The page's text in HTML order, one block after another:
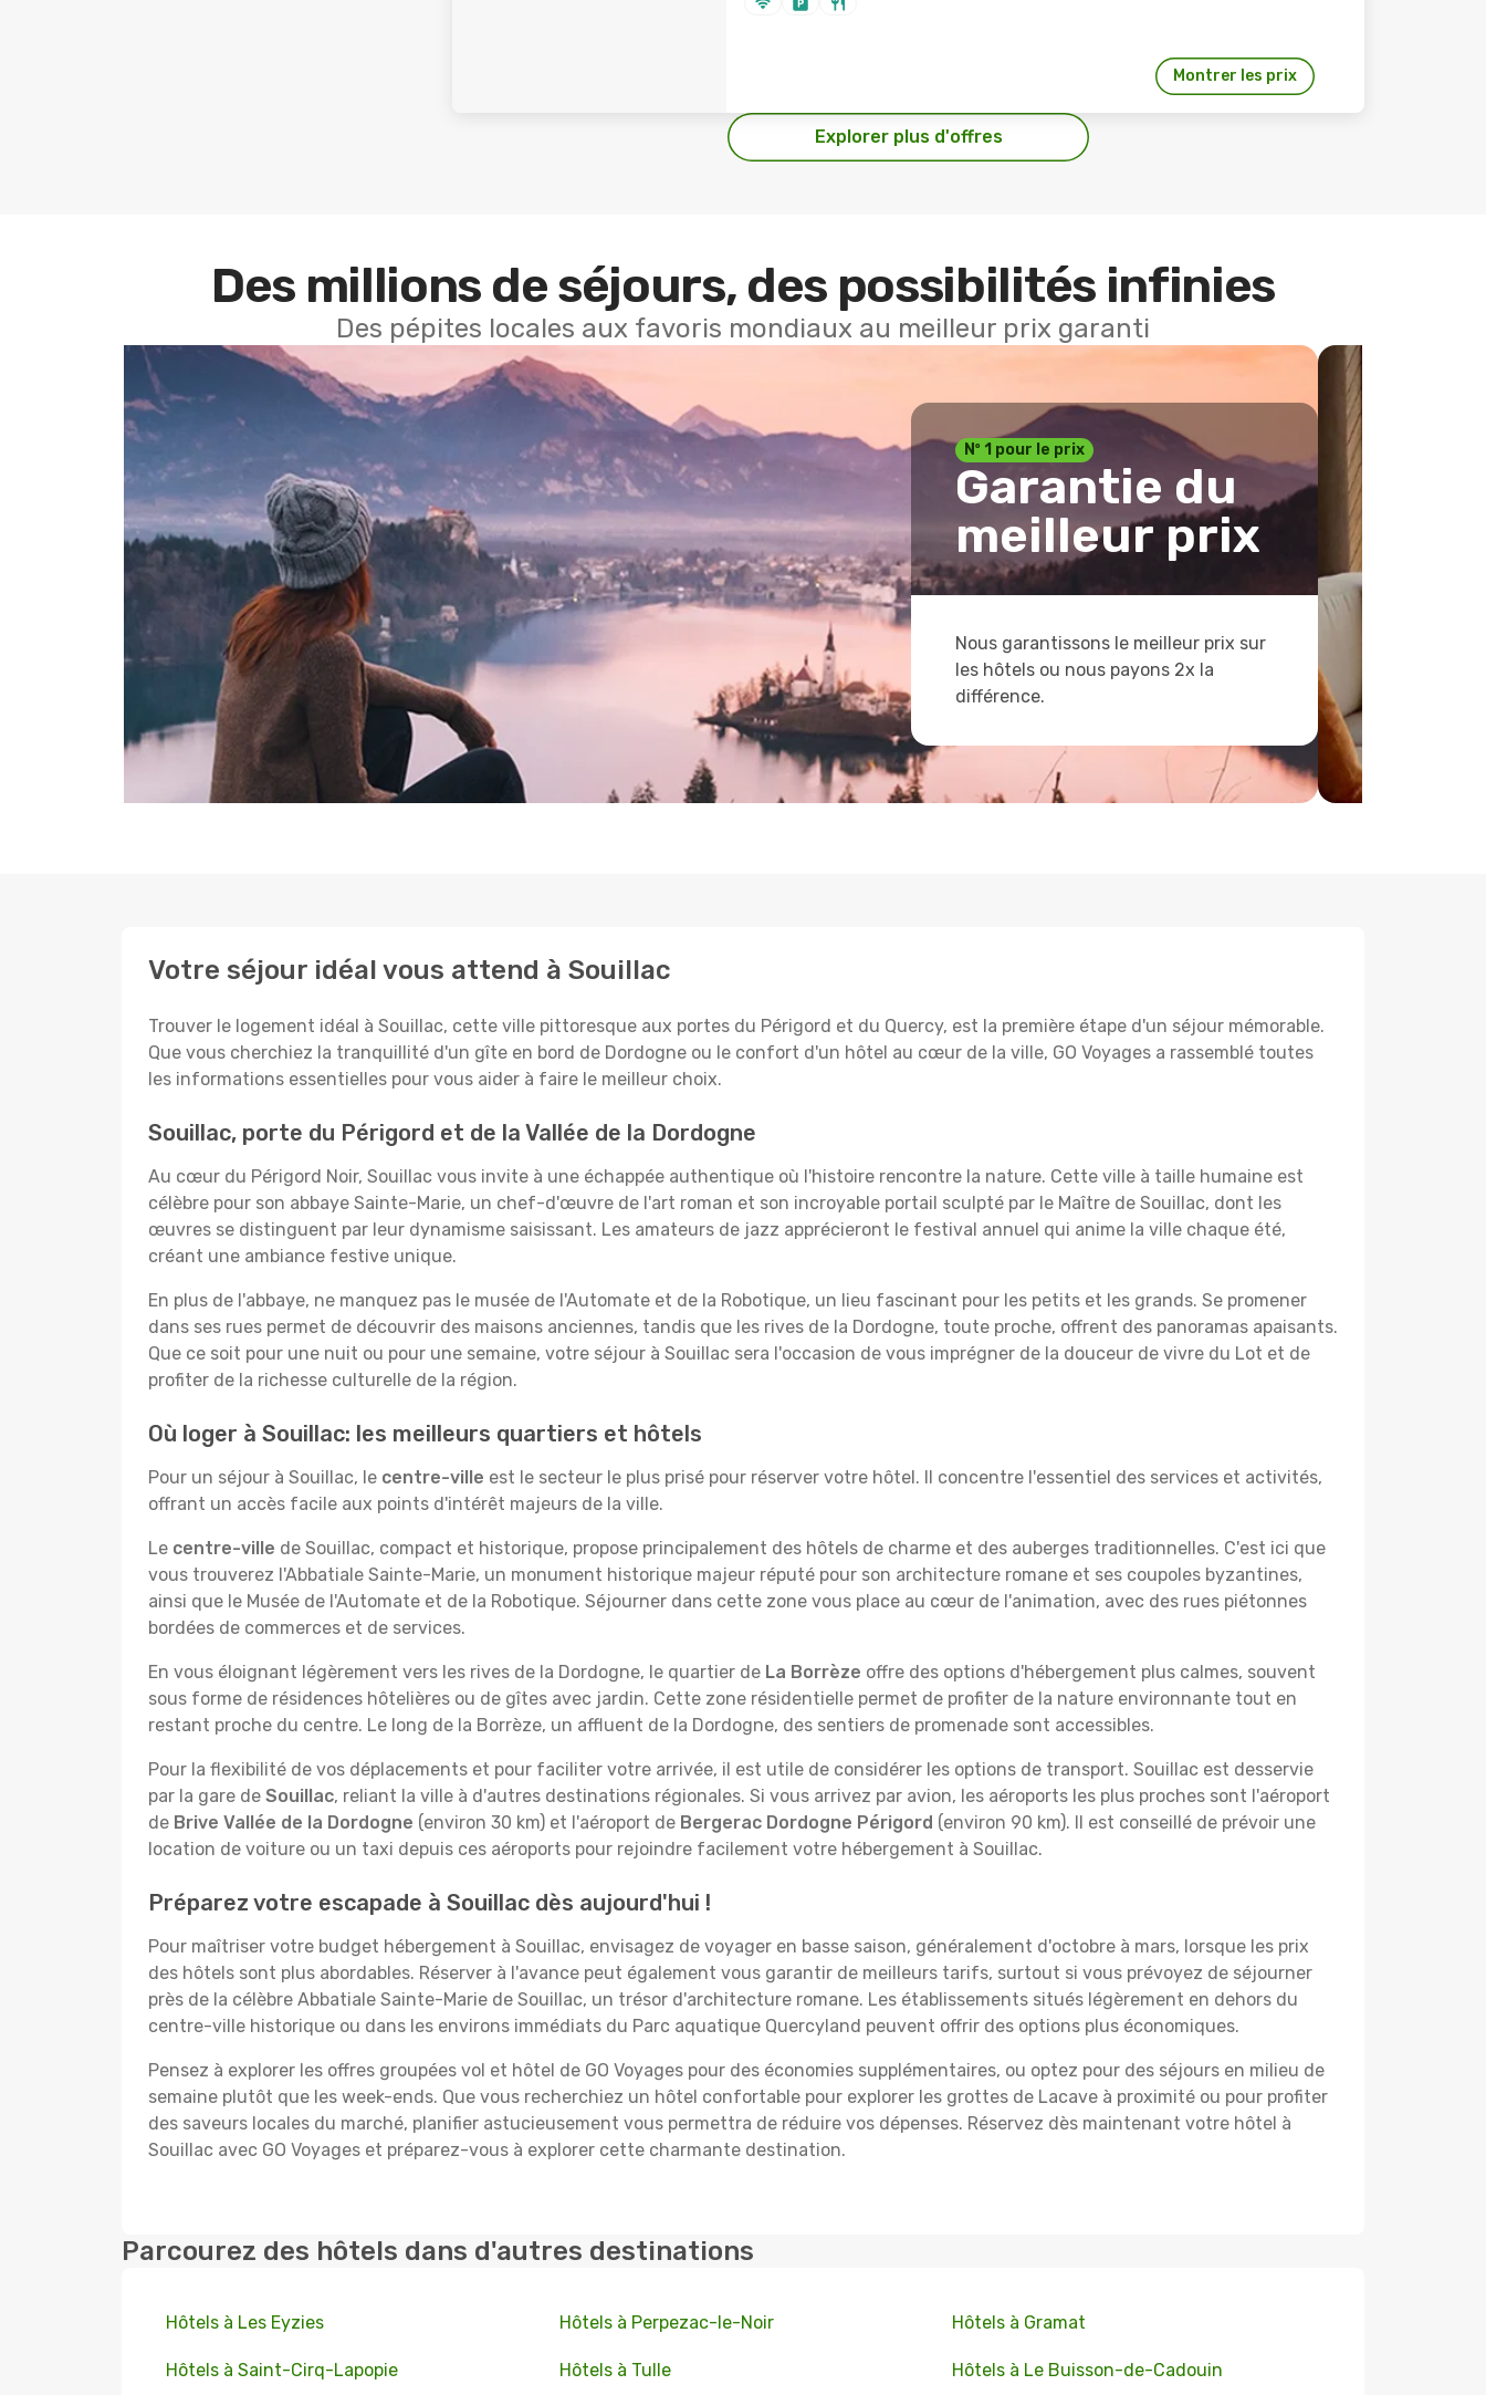
Montrer les prix
Explorer plus d'offres
Des millions de séjours, des possibilités infinies
Des pépites locales aux favoris mondiaux au meilleur prix garanti
Nº 1 pour le prix
Garantie du
meilleur prix
Nous garantissons le meilleur prix sur
les hôtels ou nous payons 2x la
différence.
Votre séjour idéal vous attend à Souillac
Trouver le logement idéal à Souillac, cette ville pittoresque aux portes du Périgord et du Quercy, est la première étape d'un séjour mémorable.
Que vous cherchiez la tranquillité d'un gîte en bord de Dordogne ou le confort d'un hôtel au cœur de la ville, GO Voyages a rassemblé toutes
les informations essentielles pour vous aider à faire le meilleur choix.
Souillac, porte du Périgord et de la Vallée de la Dordogne
Au cœur du Périgord Noir, Souillac vous invite à une échappée authentique où l'histoire rencontre la nature. Cette ville à taille humaine est
célèbre pour son abbaye Sainte-Marie, un chef-d'œuvre de l'art roman et son incroyable portail sculpté par le Maître de Souillac, dont les
œuvres se distinguent par leur dynamisme saisissant. Les amateurs de jazz apprécieront le festival annuel qui anime la ville chaque été,
créant une ambiance festive unique.
En plus de l'abbaye, ne manquez pas le musée de l'Automate et de la Robotique, un lieu fascinant pour les petits et les grands. Se promener
dans ses rues permet de découvrir des maisons anciennes, tandis que les rives de la Dordogne, toute proche, offrent des panoramas apaisants.
Que ce soit pour une nuit ou pour une semaine, votre séjour à Souillac sera l'occasion de vous imprégner de la douceur de vivre du Lot et de
profiter de la richesse culturelle de la région.
Où loger à Souillac: les meilleurs quartiers et hôtels
Pour un séjour à Souillac, le centre-ville est le secteur le plus prisé pour réserver votre hôtel. Il concentre l'essentiel des services et activités,
offrant un accès facile aux points d'intérêt majeurs de la ville.
Le centre-ville de Souillac, compact et historique, propose principalement des hôtels de charme et des auberges traditionnelles. C'est ici que
vous trouverez l'Abbatiale Sainte-Marie, un monument historique majeur réputé pour son architecture romane et ses coupoles byzantines,
ainsi que le Musée de l'Automate et de la Robotique. Séjourner dans cette zone vous place au cœur de l'animation, avec des rues piétonnes
bordées de commerces et de services.
En vous éloignant légèrement vers les rives de la Dordogne, le quartier de La Borrèze offre des options d'hébergement plus calmes, souvent
sous forme de résidences hôtelières ou de gîtes avec jardin. Cette zone résidentielle permet de profiter de la nature environnante tout en
restant proche du centre. Le long de la Borrèze, un affluent de la Dordogne, des sentiers de promenade sont accessibles.
Pour la flexibilité de vos déplacements et pour faciliter votre arrivée, il est utile de considérer les options de transport. Souillac est desservie
par la gare de Souillac, reliant la ville à d'autres destinations régionales. Si vous arrivez par avion, les aéroports les plus proches sont l'aéroport
de Brive Vallée de la Dordogne (environ 30 km) et l'aéroport de Bergerac Dordogne Périgord (environ 90 km). Il est conseillé de prévoir une
location de voiture ou un taxi depuis ces aéroports pour rejoindre facilement votre hébergement à Souillac.
Préparez votre escapade à Souillac dès aujourd'hui !
Pour maîtriser votre budget hébergement à Souillac, envisagez de voyager en basse saison, généralement d'octobre à mars, lorsque les prix
des hôtels sont plus abordables. Réserver à l'avance peut également vous garantir de meilleurs tarifs, surtout si vous prévoyez de séjourner
près de la célèbre Abbatiale Sainte-Marie de Souillac, un trésor d'architecture romane. Les établissements situés légèrement en dehors du
centre-ville historique ou dans les environs immédiats du Parc aquatique Quercyland peuvent offrir des options plus économiques.
Pensez à explorer les offres groupées vol et hôtel de GO Voyages pour des économies supplémentaires, ou optez pour des séjours en milieu de
semaine plutôt que les week-ends. Que vous recherchiez un hôtel confortable pour explorer les grottes de Lacave à proximité ou pour profiter
des saveurs locales du marché, planifier astucieusement vous permettra de réduire vos dépenses. Réservez dès maintenant votre hôtel à
Souillac avec GO Voyages et préparez-vous à explorer cette charmante destination.
Parcourez des hôtels dans d'autres destinations
Hôtels à Les Eyzies Hôtels à Perpezac-le-Noir Hôtels à Gramat
Hôtels à Saint-Cirq-Lapopie Hôtels à Tulle Hôtels à Le Buisson-de-Cadouin